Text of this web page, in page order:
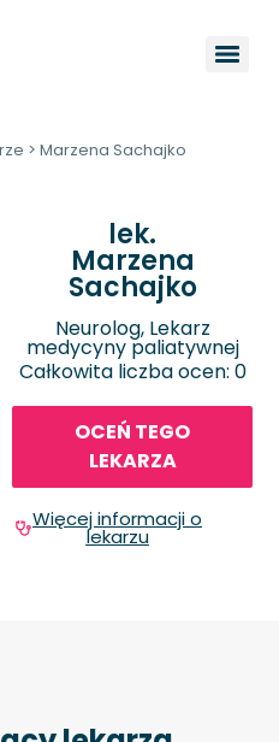
> Marzena Sachajko
lek.
Marzena
Sachajko
Neurolog, Lekarz
medycyny paliatywnej
Całkowita liczba ocen: 0
OCEŃ TEGO
LEKARZA
Więcej informacji o
lekarzu